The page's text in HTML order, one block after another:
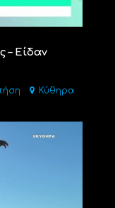
– Είδαν
Κύθηρα